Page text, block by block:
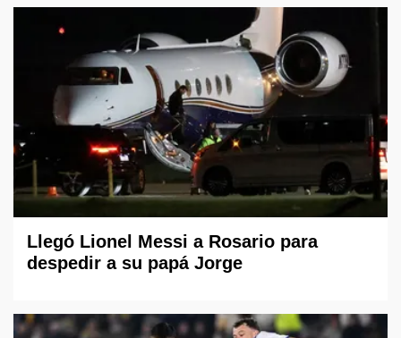
Llegó Lionel Messi a Rosario para
despedir a su papá Jorge